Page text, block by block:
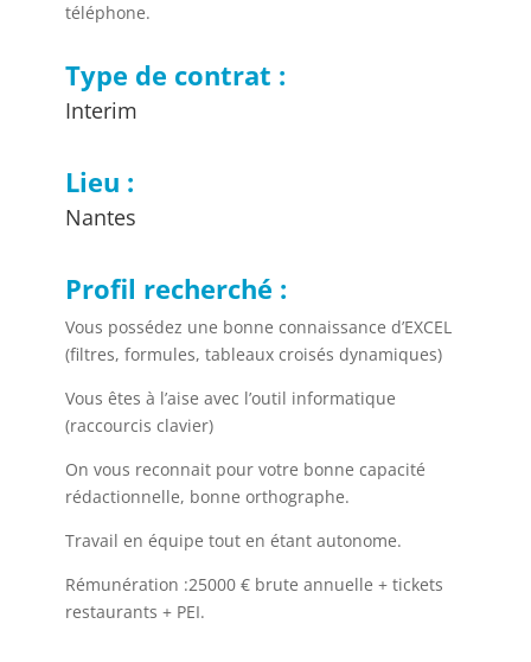
téléphone.
Type de contrat :
Interim
Lieu :
Nantes
Profil recherché :
Vous possédez une bonne connaissance d’EXCEL
(filtres, formules, tableaux croisés dynamiques)
Vous êtes à l’aise avec l’outil informatique
(raccourcis clavier)
On vous reconnait pour votre bonne capacité
rédactionnelle, bonne orthographe.
Travail en équipe tout en étant autonome.
Rémunération :25000 € brute annuelle + tickets
restaurants + PEI.